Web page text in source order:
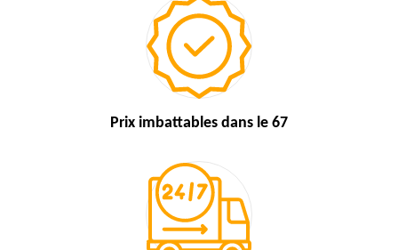
Prix imbattables dans le 67